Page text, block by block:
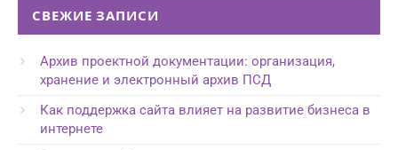
СВЕЖИЕ ЗАПИСИ
Архив проектной документации: организация,
хранение и электронный архив ПСД
Как поддержка сайта влияет на развитие бизнеса в
интернете